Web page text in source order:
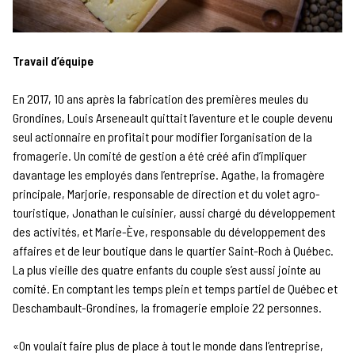
Travail d’équipe
En 2017, 10 ans après la fabrication des premières meules du
Grondines, Louis Arseneault quittait l’aventure et le couple devenu
seul actionnaire en profitait pour modifier l’organisation de la
fromagerie. Un comité de gestion a été créé afin d’impliquer
davantage les employés dans l’entreprise. Agathe, la fromagère
principale, Marjorie, responsable de direction et du volet agro-
touristique, Jonathan le cuisinier, aussi chargé du développement
des activités, et Marie-Ève, responsable du développement des
affaires et de leur boutique dans le quartier Saint-Roch à Québec.
La plus vieille des quatre enfants du couple s’est aussi jointe au
comité. En comptant les temps plein et temps partiel de Québec et
Deschambault-Grondines, la fromagerie emploie 22 personnes.
«On voulait faire plus de place à tout le monde dans l’entreprise,